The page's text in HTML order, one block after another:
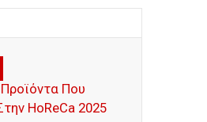
Που
HoReCa 2025